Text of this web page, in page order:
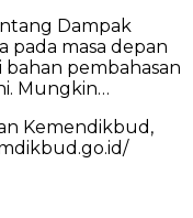
Dampak
pada masa depan
bahan pembahasan
Mungkin…